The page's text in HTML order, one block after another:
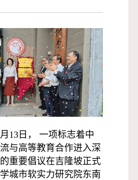
13日， 一项标志着中
与高等教育合作进入深
重要倡议在吉隆坡正式
城市软实力研究院东南